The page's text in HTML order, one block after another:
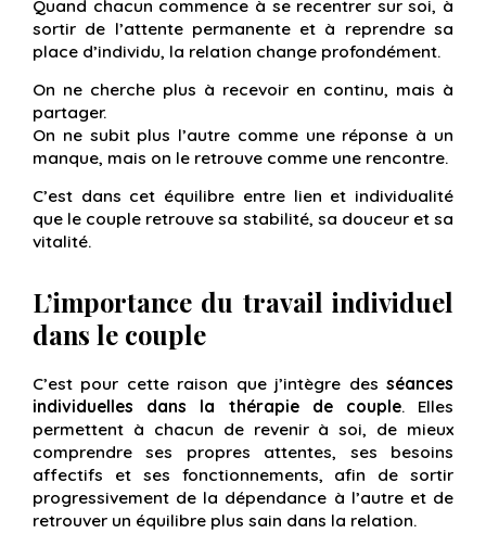
Quand chacun commence à se recentrer sur soi, à
sortir de l’attente permanente et à reprendre sa
place d’individu, la relation change profondément.
On ne cherche plus à recevoir en continu, mais à
partager.
On ne subit plus l’autre comme une réponse à un
manque, mais on le retrouve comme une rencontre.
C’est dans cet équilibre entre lien et individualité
que le couple retrouve sa stabilité, sa douceur et sa
vitalité.
L’importance du travail individuel
dans le couple
C’est pour cette raison que j’intègre des séances
individuelles dans la thérapie de couple. Elles
permettent à chacun de revenir à soi, de mieux
comprendre ses propres attentes, ses besoins
affectifs et ses fonctionnements, afin de sortir
progressivement de la dépendance à l’autre et de
retrouver un équilibre plus sain dans la relation.